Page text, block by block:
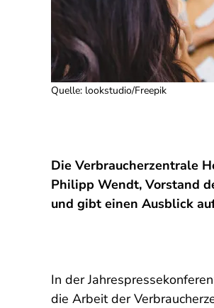
Quelle: lookstudio/Freepik
Die Verbraucherzentrale
Philipp Wendt, Vorstand
und gibt einen Ausblick
In der
die Arbeit der